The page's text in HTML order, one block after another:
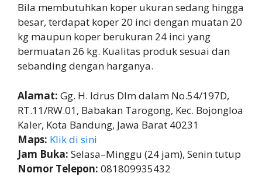
Bila membutuhkan koper ukuran sedang hingga
besar, terdapat koper 20 inci dengan muatan 20
kg maupun koper berukuran 24 inci yang
bermuatan 26 kg. Kualitas produk sesuai dan
sebanding dengan harganya.
Alamat: Gg. H. Idrus Dlm dalam No.54/197D,
RT.11/RW.01, Babakan Tarogong, Kec. Bojongloa
Kaler, Kota Bandung, Jawa Barat 40231
Maps: Klik di sini
Jam Buka: Selasa–Minggu (24 jam), Senin tutup
Nomor Telepon: 081809935432